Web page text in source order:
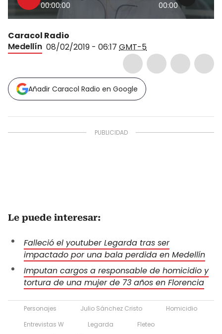
00:00:00 00:00
Caracol Radio
Medellín 08/02/2019 - 06:17 GMT-5
Añadir Caracol Radio en Google
Le puede interesar:
Falleció el youtuber Legarda tras ser
impactado por una bala perdida en Medellín
Imputan cargos a responsable de homicidio y
tortura de una mujer de 73 años en Florencia
Personajes Julio Sánchez Cristo
Homicidio
Entrevistas W
Legarda
Fleteo